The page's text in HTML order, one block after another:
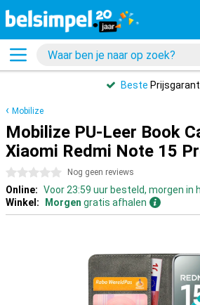
Beste
Mobilize
Mobilize PU-Leer Book
Xiaomi Redmi Note 15
0 sterren Nog geen reviews
Online: Voor 23:59 uur besteld, morgen in
Winkel:
Morgen gratis afhalen